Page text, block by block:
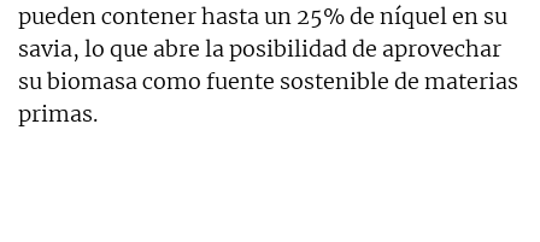
pueden contener hasta un 25% de níquel en su
savia, lo que abre la posibilidad de aprovechar
su biomasa como fuente sostenible de materias
primas.